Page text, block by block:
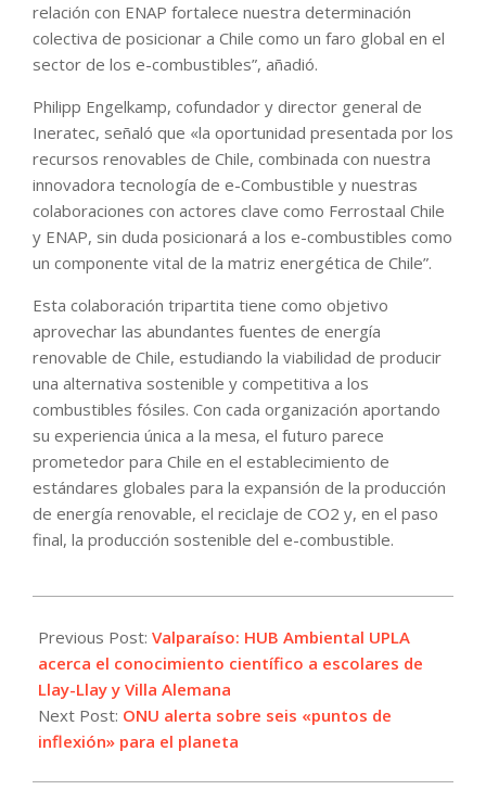
relación con ENAP fortalece nuestra determinación
colectiva de posicionar a Chile como un faro global en el
sector de los e-combustibles”, añadió.
Philipp Engelkamp, cofundador y director general de
Ineratec, señaló que «la oportunidad presentada por los
recursos renovables de Chile, combinada con nuestra
innovadora tecnología de e-Combustible y nuestras
colaboraciones con actores clave como Ferrostaal Chile
y ENAP, sin duda posicionará a los e-combustibles como
un componente vital de la matriz energética de Chile”.
Esta colaboración tripartita tiene como objetivo
aprovechar las abundantes fuentes de energía
renovable de Chile, estudiando la viabilidad de producir
una alternativa sostenible y competitiva a los
combustibles fósiles. Con cada organización aportando
su experiencia única a la mesa, el futuro parece
prometedor para Chile en el establecimiento de
estándares globales para la expansión de la producción
de energía renovable, el reciclaje de CO2 y, en el paso
final, la producción sostenible del e-combustible.
10-
25
Previous Post: Valparaíso: HUB Ambiental UPLA
acerca el conocimiento científico a escolares de
Llay-Llay y Villa Alemana
Next Post: ONU alerta sobre seis «puntos de
inflexión» para el planeta